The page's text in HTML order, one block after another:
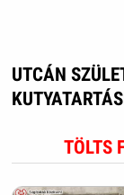
UTCÁN
TÖLTS